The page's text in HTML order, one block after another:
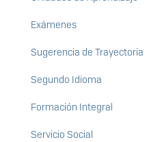
Exámenes
Sugerencia de Trayectoria
Segundo Idioma
Formación Integral
Servicio Social